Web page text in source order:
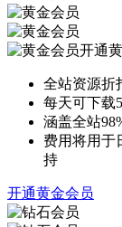
开通
全站资源折
每天可下载
涵盖全站
费用将用于
持
开通黄金会员